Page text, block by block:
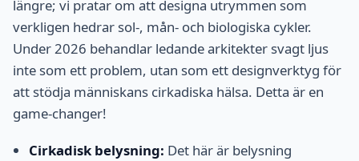
längre; vi pratar om att designa utrymmen som
verkligen hedrar sol-, mån- och biologiska cykler.
Under 2026 behandlar ledande arkitekter svagt ljus
inte som ett problem, utan som ett designverktyg för
att stödja människans cirkadiska hälsa. Detta är en
game-changer!
Cirkadisk belysning: Det här är belysning